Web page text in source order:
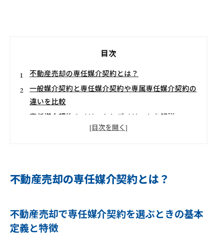
目次
不動産売却の専任媒介契約とは？
一般媒介契約と専任媒介契約や専属専任媒介契約の
違いを比較
専任媒介契約のメリットとデメリットを解説
不動産売却で専任媒介契約を結ぶ前に！失敗回避の
に解決！
契約の期間や更新・解除の実務でトラブル回避を目
マンション売却や土地売却で専任媒介契約が向くケ
ース＆戦略の違い
不動産売却の専任媒介契約とは？
不動産売却で専任媒介契約を選ぶときの基本
定義と特徴